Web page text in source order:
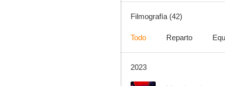
Filmografía (42)
Todo Reparto
2023